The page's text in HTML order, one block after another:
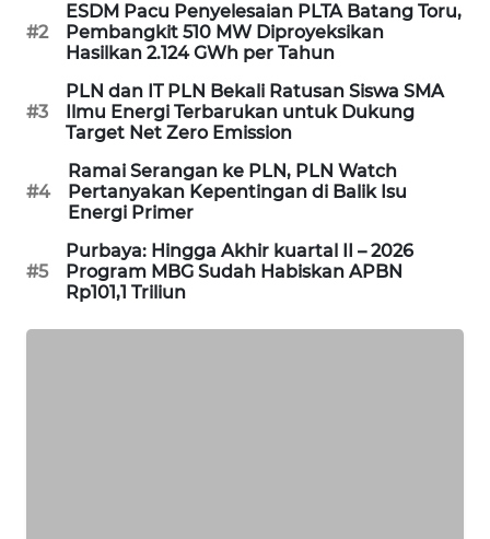
#2
ESDM Pacu Penyelesaian PLTA Batang Toru,
Pembangkit 510 MW Diproyeksikan
Hasilkan 2.124 GWh per Tahun
#3
PLN dan IT PLN Bekali Ratusan Siswa SMA
Ilmu Energi Terbarukan untuk Dukung
Target Net Zero Emission
#4
Ramai Serangan ke PLN, PLN Watch
Pertanyakan Kepentingan di Balik Isu
Energi Primer
#5
Purbaya: Hingga Akhir kuartal II – 2026
Program MBG Sudah Habiskan APBN
Rp101,1 Triliun
NEWS
SIBARAGAS
NEWS
METRO
SIANTAR
NEWS
METRO
MEDAN